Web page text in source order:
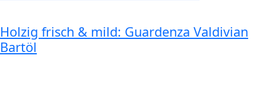
Holzig frisch & mild: Guardenza Valdivian
Bartöl